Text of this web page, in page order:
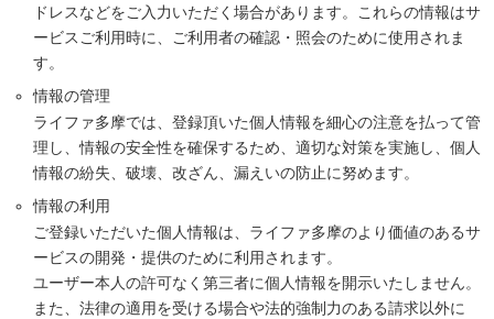
ドレスなどをご入力いただく場合があります。これらの情報はサ
ービスご利用時に、ご利用者の確認・照会のために使用されま
す。
情報の管理
ライファ多摩では、登録頂いた個人情報を細心の注意を払って管
理し、情報の安全性を確保するため、適切な対策を実施し、個人
情報の紛失、破壊、改ざん、漏えいの防止に努めます。
情報の利用
ご登録いただいた個人情報は、ライファ多摩のより価値のあるサ
ービスの開発・提供のために利用されます。
ユーザー本人の許可なく第三者に個人情報を開示いたしません。
また、法律の適用を受ける場合や法的強制力のある請求以外に